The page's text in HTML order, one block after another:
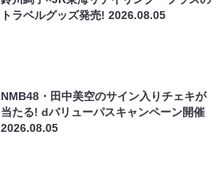
トラベルグッズ発売!2026.08.05
NMB48・田中美空のサイン入りチェキが
当たる! dバリューパスキャンペーン開催
2026.08.05